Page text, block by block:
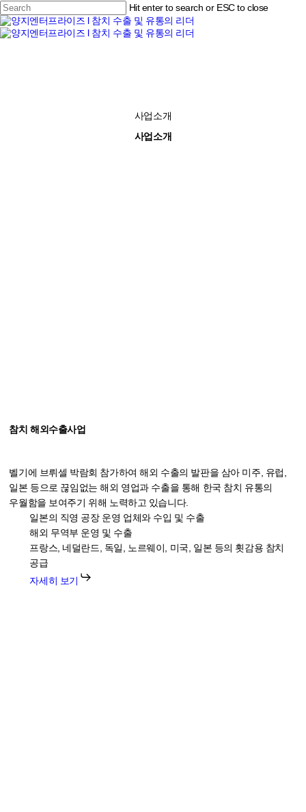
Skip
to
main
content
Hit enter to search or ESC to close
Close
Search
사업소개
사업소개
참치 해외수출사업
벨기에 브뤼셀 박람회 참가하여 해외 수출의 발판을 삼아 미주, 유럽,
일본 등으로 끊임없는 해외 영업과 수출을 통해 한국 참치 유통의
우월함을 보여주기 위해 노력하고 있습니다.
일본의 직영 공장 운영 업체와 수입 및 수출
해외 무역부 운영 및 수출
프랑스, 네덜란드, 독일, 노르웨이, 미국, 일본 등의 횟감용 참치
공급
자세히 보기